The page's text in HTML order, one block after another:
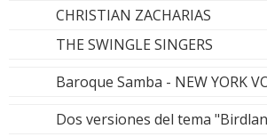
CHRISTIAN ZACHARIAS
THE SWINGLE SINGERS
Baroque Samba - NEW YORK
Dos versiones del tema